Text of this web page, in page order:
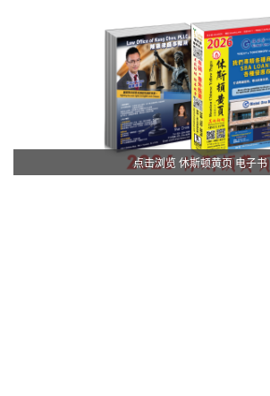
点击浏览 休斯顿黄页 电子书